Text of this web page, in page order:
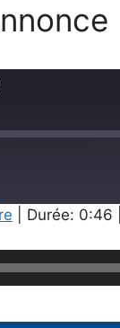
Durée: 0:46